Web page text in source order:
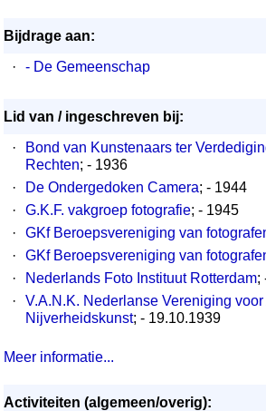
Bijdrage aan:
·
- De Gemeenschap
Lid van / ingeschreven bij:
·
Bond van Kunstenaars ter
Rechten; - 1936
·
De Ondergedoken Camera; - 1944
·
G.K.F. vakgroep fotografie; - 1945
·
GKf Beroepsvereniging van
·
GKf Beroepsvereniging van
·
Nederlands Foto Instituut Rotterdam;
·
V.A.N.K. Nederlanse Vereniging voor
Nijverheidskunst; - 19.10.1939
Meer informatie...
Activiteiten (algemeen/overig):